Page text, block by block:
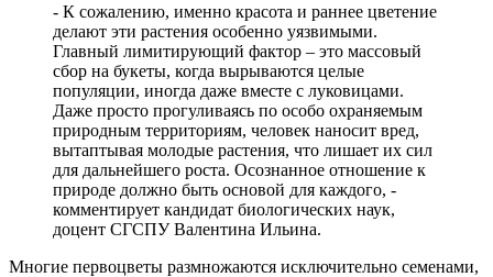
жителям Республики Татарстан
10.08.2026 | 11:38
В Отрадном обсудили меры поддержки военнослужащих и их
родных
10.08.2026 | 11:36
В Тольятти несколько троллейбусов 10 августа изменят
маршруты
10.08.2026 | 11:29
В Тольятти ливень побил рекорд 36-летней давности
10.08.2026 | 11:28
Детский психолог рассказал, как помочь школьникам
настроиться на учебу
Самарские врачи первыми в мире прооперировали череп 101-
- К сожалению, именно красота и раннее цветение
делают эти растения особенно уязвимыми.
Главный лимитирующий фактор – это массовый
сбор на букеты, когда вырываются целые
популяции, иногда даже вместе с луковицами.
Даже просто прогуливаясь по особо охраняемым
природным территориям, человек наносит вред,
вытаптывая молодые растения, что лишает их сил
для дальнейшего роста. Осознанное отношение к
природе должно быть основой для каждого, -
комментирует кандидат биологических наук,
доцент СГСПУ Валентина Ильина.
Многие первоцветы размножаются исключительно семенами,